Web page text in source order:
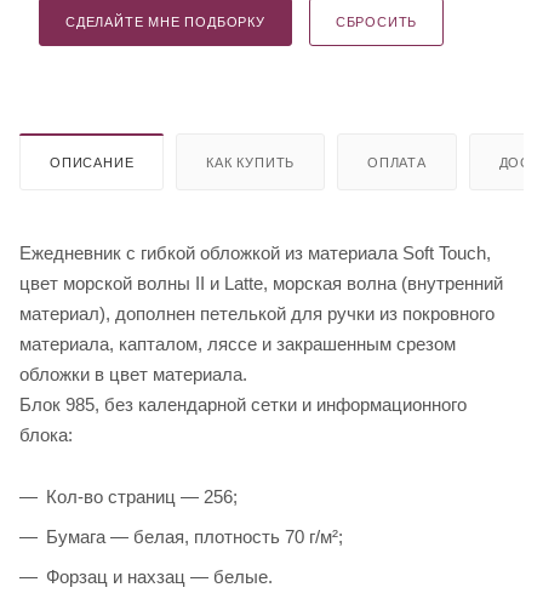
СДЕЛАЙТЕ МНЕ ПОДБОРКУ СБРОСИТЬ
ОПИСАНИЕ КАК КУПИТЬ ОПЛАТА
Ежедневник с гибкой обложкой из материала Soft Touch,
цвет морской волны II и Latte, морская волна (внутренний
материал), дополнен петелькой для ручки из покровного
материала, капталом, ляссе и закрашенным срезом
обложки в цвет материала.
Блок 985, без календарной сетки и информационного
блока:
Кол-во страниц — 256;
Бумага — белая, плотность 70 г/м²;
Форзац и нахзац — белые.